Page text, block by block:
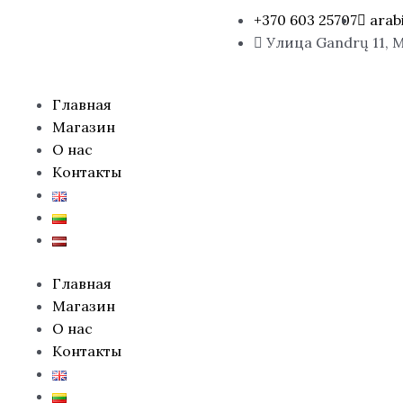
+370 603 25707
Улица Gandrų 11,
Главная
Магазин
О нас
Контакты
Menu
Главная
Магазин
О нас
Контакты